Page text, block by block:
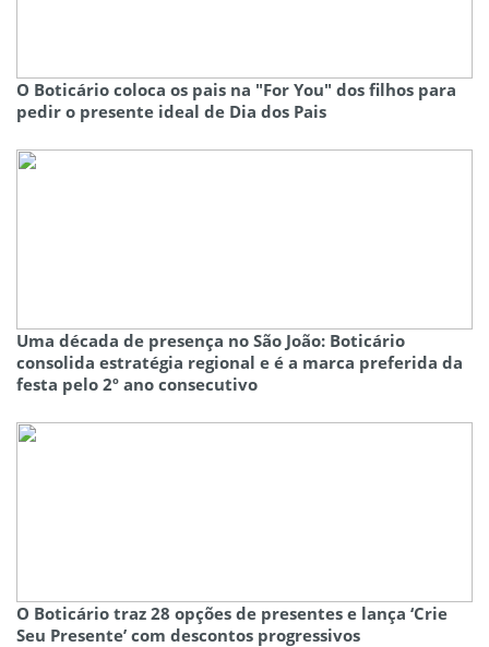
O Boticário coloca os pais na "For You" dos filhos para
pedir o presente ideal de Dia dos Pais
Uma década de presença no São João: Boticário
consolida estratégia regional e é a marca preferida da
festa pelo 2º ano consecutivo
O Boticário traz 28 opções de presentes e lança ‘Crie
Seu Presente’ com descontos progressivos